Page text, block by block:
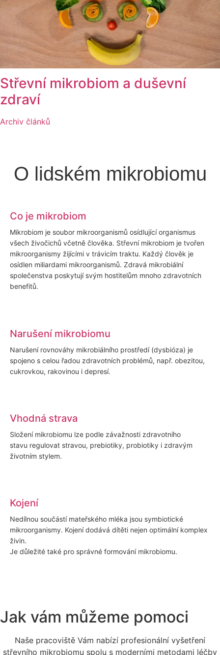
Střevní mikrobiom a duševní
zdraví
Archiv článků
O lidském mikrobiomu
Co je mikrobiom
Mikrobiom je soubor mikroorganismů osídlující organismus
všech živočichů včetně člověka. Střevní mikrobiom je tvořen
mikroorganismy žijícími v trávicím traktu. Každý člověk je
osídlen miliardami mikroorganismů. Zdravá mikrobiální
společenstva poskytují svým hostitelům mnoho zdravotních
benefitů.
Narušení mikrobiomu
Narušení rovnováhy mikrobiálního prostředí (dysbióza) je
spojeno s celou řadou zdravotních problémů, např. obezitou,
cukrovkou, rakovinou i depresí.
Vhodná strava
Složení mikrobiomu lze podle závažnosti zdravotního
stavu regulovat stravou, prebiotiky, probiotiky i zdravým
životním stylem.
Kojení
Nedílnou součástí mateřského mléka jsou symbiotické
mikroorganismy. Kojení dodává dítěti nejen optimální komplex
živin.
Je důležité také pro správné formování mikrobiomu.
Jak vám můžeme pomoci
Naše pracoviště Vám nabízí profesionální vyšetření
střevního mikrobiomu spolu s moderními metodami léčby